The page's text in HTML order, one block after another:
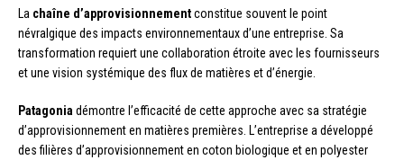
La chaîne d’approvisionnementconstitue souvent le point
névralgique des impacts environnementaux d’une entreprise. Sa
transformation requiert une collaboration étroite avec les fournisseurs
et une vision systémique des flux de matières et d’énergie.
Patagonia démontre l’efficacité de cette approche avec sa stratégie
d’approvisionnement en matières premières. L’entreprise a développé
des filières d’approvisionnement en coton biologique et en polyester